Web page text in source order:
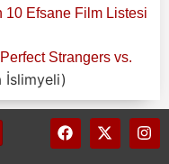
10 Efsane Film Listesi
Strangers vs.
İslimyeli)